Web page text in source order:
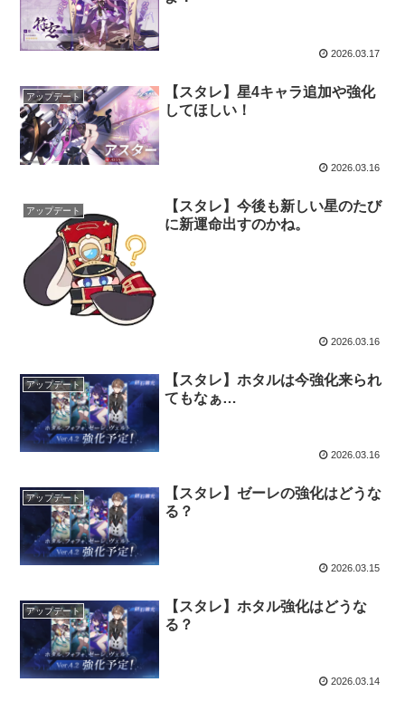
2026.03.17
アップデート
【スタレ】星4キャラ追加や強化
してほしい！
2026.03.16
アップデート
【スタレ】今後も新しい星のたび
に新運命出すのかね。
2026.03.16
アップデート
【スタレ】ホタルは今強化来られ
てもなぁ…
2026.03.16
アップデート
【スタレ】ゼーレの強化はどうな
る？
2026.03.15
アップデート
【スタレ】ホタル強化はどうな
る？
2026.03.14